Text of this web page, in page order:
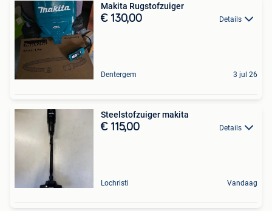
Makita Rugstofzuiger
€ 130,00 Details
Dentergem 3 jul 26
Steelstofzuiger makita
€ 115,00 Details
Lochristi Vandaag